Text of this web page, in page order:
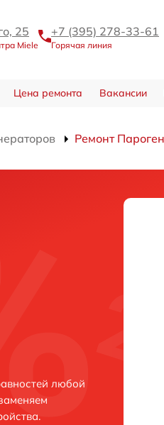
25
Miele
+7 (395) 278-33-61
Горячая линия
Цена ремонта Вакансии
Ремонт
любой